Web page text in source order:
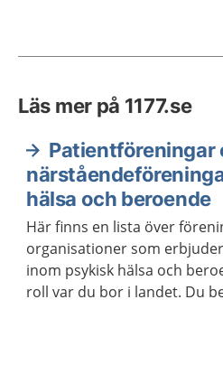
Läs mer på 1177.se
Patientföreningar
hälsa och beroende
Här finns en lista över
organisationer som
inom psykisk hälsa och beroende. Det spelar ingen
roll var du bor i landet. Du